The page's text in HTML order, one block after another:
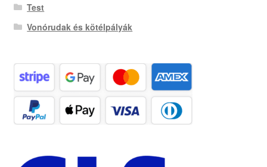
Test
Vonórudak és kötélpályák